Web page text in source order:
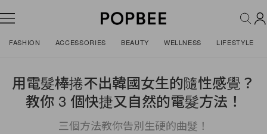
FASHION ACCESSORIES BEAUTY WELLNESS LIFESTYLE
用電髮棒捲不出韓國女生的隨性感覺？
教你 3 個快捷又自然的電髮方法！
三個方法教你告別生硬的曲髮！